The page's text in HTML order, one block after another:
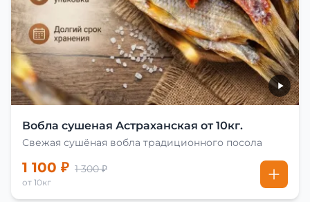
Вобла сушеная Астраханская от 10кг.
Свежая сушёная вобла традиционного посола
1 100 ₽ 1 300 ₽
от 10кг